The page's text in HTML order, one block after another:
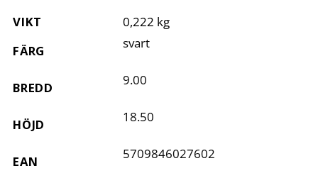
VIKT
0,222 kg
FÄRG
svart
BREDD 9.00
HÖJD 18.50
EAN 5709846027602